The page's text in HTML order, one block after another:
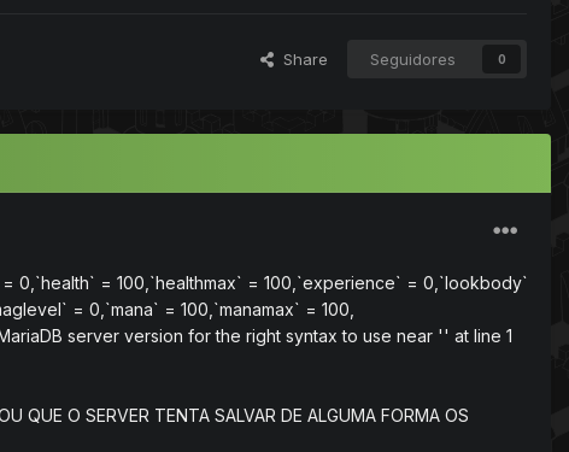
Share Seguidores 0
0,`health` = 100,`healthmax` = 100,`experience` = 0,`lookbody`
= 0,`mana` = 100,`manamax` = 100,
server version for the right syntax to use near '' at line 1
QUE O SERVER TENTA SALVAR DE ALGUMA FORMA OS